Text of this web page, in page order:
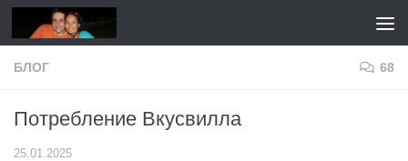
Перейти к содержимому
БЛОГ 68
Потребление Вкусвилла
25.01.2025